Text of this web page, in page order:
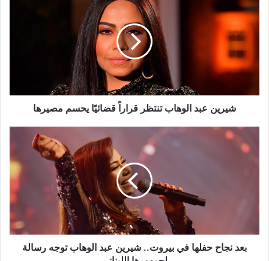
عبد
الوهاب
تنتظر
قراراً
قضائيًا
يحسم
شيرين عبد الوهاب تنتظر قراراً قضائيًا يحسم مصيرها
نجاح
حفلها
عبد
توجه
رسالةبعد نجاح حفلها في بيروت.. شيرين عبد الوهاب توجه رسالة